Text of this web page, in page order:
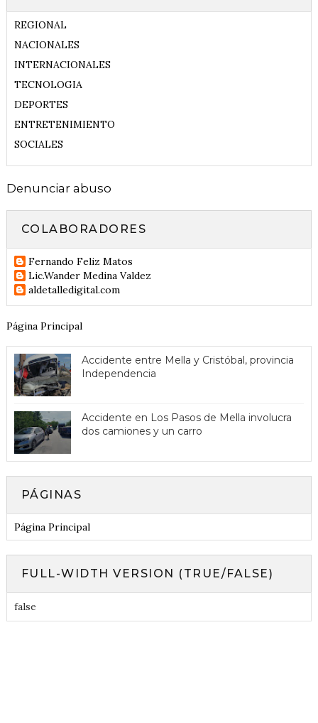
REGIONAL
NACIONALES
INTERNACIONALES
TECNOLOGIA
DEPORTES
ENTRETENIMIENTO
SOCIALES
Denunciar abuso
COLABORADORES
Fernando Feliz Matos
Lic.Wander Medina Valdez
aldetalledigital.com
Página Principal
Accidente entre Mella y Cristóbal, provincia
Independencia
Accidente en Los Pasos de Mella involucra
dos camiones y un carro
PÁGINAS
Página Principal
FULL-WIDTH VERSION (TRUE/FALSE)
false